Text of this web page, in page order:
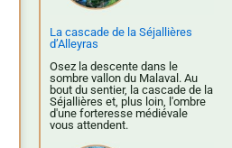
La cascade de la Séjallières
d’Alleyras
Osez la descente dans le
sombre vallon du Malaval. Au
bout du sentier, la cascade de la
Séjallières et, plus loin, l'ombre
d'une forteresse médiévale
vous attendent.